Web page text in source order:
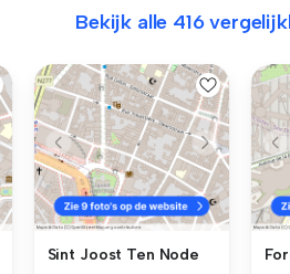
Bekijk alle 416
Sint Joost Ten Node